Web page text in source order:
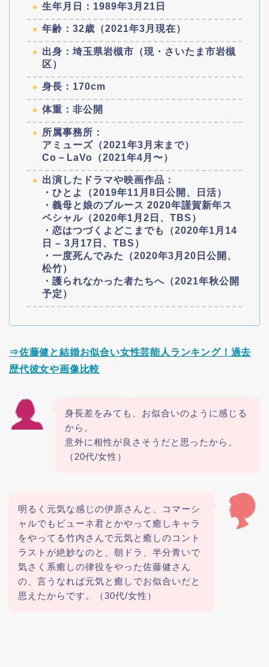
生年月日：1989年3月21日
年齢：32歳（2021年3月現在）
出身：埼玉県岩槻市（現・さいたま市岩槻
区）
身長：170cm
体重：非公開
所属事務所：
アミューズ（2021年3月末まで）
Co－LaVo（2021年4月〜）
出演したドラマや映画作品：
・ひとよ（2019年11月8日公開、日活）
・義母と娘のブルース 2020年謹賀新年ス
ペシャル（2020年1月2日、TBS）
・恋はつづくよどこまでも（2020年1月14
日 – 3月17日、TBS）
・一度死んでみた（2020年3月20日公開、
松竹）
・護られなかった者たちへ（2021年秋公開
予定）
⇒佐藤健と結婚お似合い女性芸能人ランキング！過去
歴代彼女や画像比較
身長差をみても、お似合いのように感じる
から。
意外に相性が良さそうだと思ったから。
（20代/女性）
明るく元気な感じの伊原さんと、コマーシ
ャルでもビューネ君とかやって癒しキャラ
をやってる竹内さんで元気と癒しのコント
ラストが絶妙なのと、朝ドラ、半分青いで
気さく系癒しの律役をやった佐藤健さん
の、言うなれば元気と癒しでお似合いだと
思えたからです。（30代/女性）